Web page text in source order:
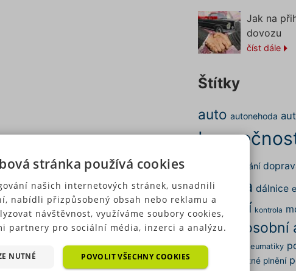
Jak na
dovozu
číst dále
Štítky
auto autonehoda
cestování
nehoda dálnice
pojištění kontrola
nehoda osobní
parkování pneumatiky
pojistné plnění
stránka používá cookies
našich internetových stránek, usnadnili
nabídli přizpůsobený obsah nebo reklamu a
návštěvnost, využíváme soubory cookies,
partnery pro sociální média, inzerci a analýzu.
můžeme využívat pouze s Vaším
POVOLIT VŠECHNY COOKIES
NUTNÉ